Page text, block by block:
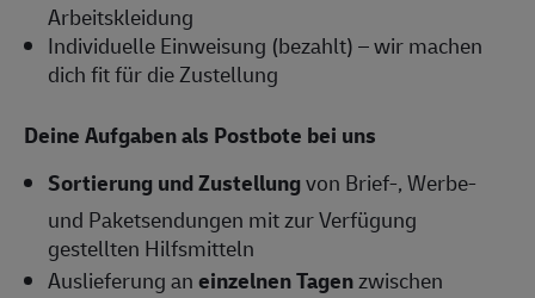
Arbeitskleidung
Individuelle Einweisung (bezahlt) – wir machen
dich fit für die Zustellung
Deine Aufgaben als Postbote bei uns
Sortierung und Zustellungvon Brief-, Werbe-
und Paketsendungen mit zur Verfügung
gestellten Hilfsmitteln
Auslieferung aneinzelnen Tagenzwischen